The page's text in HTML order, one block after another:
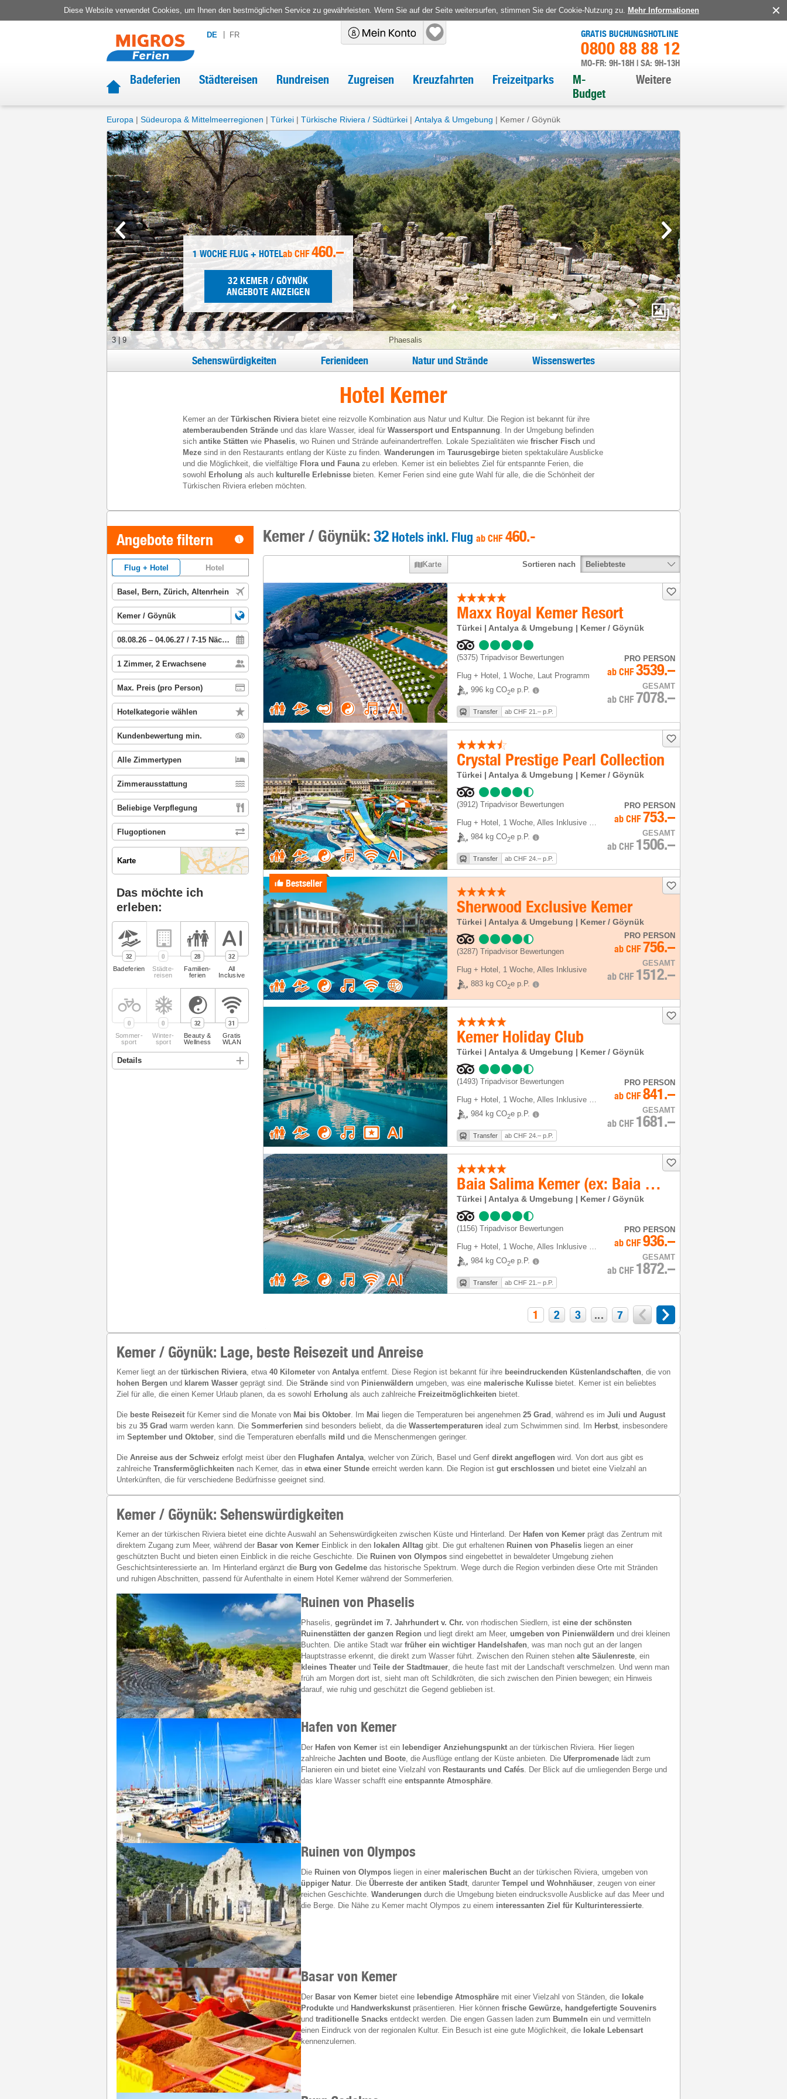
Diese Website verwendet Cookies, um Ihnen den bestmöglichen Service zu gewährleisten. Wenn Sie auf der Seite weitersurfen, stimmen Sie der Cookie-Nutzung zu. Mehr Informationen
DE FR GRATIS BUCHUNGSHOTLINE
0800 88 88 12
MO-FR: 9H-18H | SA: 9H-13H
Badeferien Städtereisen Rundreisen Zugreisen Kreuzfahrten Freizeitparks
M-
Budget
Weitere
Europa Südeuropa & Mittelmeerregionen Türkei Türkische Riviera / Südtürkei Antalya & Umgebung Kemer / Göynük
Phaesalis
3 |9
1 WOCHE FLUG + HOTELab CHF 460.–
32 KEMER / GÖYNÜK
ANGEBOTE ANZEIGEN
Sehenswürdigkeiten Ferienideen Natur und Strände Wissenswertes
Hotel Kemer
Kemer an der Türkischen Rivierabietet eine reizvolle Kombination aus Natur und Kultur. Die Region ist bekannt für ihre
atemberaubenden Strände und das klare Wasser, ideal für Wassersport und Entspannung. In der Umgebung befinden
sich antike Stätten wie Phaselis, wo Ruinen und Strände aufeinandertreffen. Lokale Spezialitäten wie frischer Fisch und
Meze sind in den Restaurants entlang der Küste zu finden. Wanderungen im Taurusgebirge bieten spektakuläre Ausblicke
und die Möglichkeit, die vielfältige Flora und Faunazu erleben. Kemer ist ein beliebtes Ziel für entspannte Ferien, die
sowohl Erholung als auch kulturelle Erlebnisse bieten. Kemer Ferien sind eine gute Wahl für alle, die die Schönheit der
Türkischen Riviera erleben möchten.
Angebote filtern
Flug + Hotel Hotel
Karte
Das möchte ich
erleben:
32
Badeferien
0
Städte­
reisen
28
Familien­
ferien
32
All
Inclusive
0
Sommer­
sport
0
Winter­
sport
32
Beauty &
Wellness
31
Gratis
WLAN
Kemer / Göynük:32 Hotels inkl. Flug ab CHF 460.-
Karte Sortieren nach Beliebteste
Maxx Royal Kemer Resort
Türkei | Antalya & Umgebung | Kemer / Göynük
(5375) Tripadvisor Bewertungen
Flug + Hotel , 1 Woche, Laut Programm
996 kg CO2e p.P.
Transfer ab CHF 21.– p.P.
PRO PERSON
ab CHF 3539.–
GESAMT
ab CHF 7078.–
Crystal Prestige Pearl Collection
Türkei | Antalya & Umgebung | Kemer / Göynük
(3912) Tripadvisor Bewertungen
Flug + Hotel , 1 Woche, Alles Inklusive plus
984 kg CO2e p.P.
Transfer ab CHF 24.– p.P.
PRO PERSON
ab CHF 753.–
GESAMT
ab CHF 1506.–
Bestseller
Sherwood Exclusive Kemer
Türkei | Antalya & Umgebung | Kemer / Göynük
(3287) Tripadvisor Bewertungen
Flug + Hotel , 1 Woche, Alles Inklusive
883 kg CO2e p.P.
PRO PERSON
ab CHF 756.–
GESAMT
ab CHF 1512.–
Kemer Holiday Club
Türkei | Antalya & Umgebung | Kemer / Göynük
(1493) Tripadvisor Bewertungen
Flug + Hotel , 1 Woche, Alles Inklusive plus
984 kg CO2e p.P.
Transfer ab CHF 24.– p.P.
PRO PERSON
ab CHF 841.–
GESAMT
ab CHF 1681.–
Baia Salima Kemer (ex: Baia Kemer Club)
Türkei | Antalya & Umgebung | Kemer / Göynük
(1156) Tripadvisor Bewertungen
Flug + Hotel , 1 Woche, Alles Inklusive plus
984 kg CO2e p.P.
Transfer ab CHF 21.– p.P.
PRO PERSON
ab CHF 936.–
GESAMT
ab CHF 1872.–
1 2 3 ... 7
Kemer / Göynük: Lage, beste Reisezeit und Anreise
Kemer liegt an der türkischen Riviera, etwa 40 Kilometer von Antalyaentfernt. Diese Region ist bekannt für ihre beeindruckenden Küstenlandschaften, die von
hohen Bergen und klarem Wasser geprägt sind. Die Strände sind von Pinienwäldern umgeben, was eine malerische Kulisse bietet. Kemer ist ein beliebtes
Ziel für alle, die einen Kemer Urlaub planen, da es sowohl Erholung als auch zahlreiche Freizeitmöglichkeiten bietet.
Die beste Reisezeit für Kemer sind die Monate von Mai bis Oktober. Im Mai liegen die Temperaturen bei angenehmen 25 Grad , während es im Juli und August
bis zu 35 Grad warm werden kann. Die Sommerferien sind besonders beliebt, da die Wassertemperaturen ideal zum Schwimmen sind. Im Herbst, insbesondere
im September und Oktober, sind die Temperaturen ebenfalls mild und die Menschenmengen geringer.
Die Anreise aus der Schweiz erfolgt meist über den Flughafen Antalya, welcher von Zürich, Basel und Genf direkt angeflogen wird. Von dort aus gibt es
zahlreiche Transfermöglichkeiten nach Kemer, das in etwa einer Stunde erreicht werden kann. Die Region ist gut erschlossen und bietet eine Vielzahl an
Unterkünften, die für verschiedene Bedürfnisse geeignet sind.
Kemer / Göynük: Sehenswürdigkeiten
Kemer an der türkischen Riviera bietet eine dichte Auswahl an Sehenswürdigkeiten zwischen Küste und Hinterland. Der Hafen von Kemer prägt das Zentrum mit
direktem Zugang zum Meer, während der Basar von Kemer Einblick in den lokalen Alltag gibt. Die gut erhaltenen Ruinen von Phaselis liegen an einer
geschützten Bucht und bieten einen Einblick in die reiche Geschichte. Die Ruinen von Olympos sind eingebettet in bewaldeter Umgebung ziehen
Geschichtsinteressierte an. Im Hinterland ergänzt die Burg von Gedelme das historische Spektrum. Wege durch die Region verbinden diese Orte mit Stränden
und ruhigen Abschnitten, passend für Aufenthalte in einem Hotel Kemer während der Sommerferien.
Ruinen von Phaselis
Phaselis, gegründet im 7. Jahrhundert v. Chr. von rhodischen Siedlern, ist eine der schönsten
Ruinenstätten der ganzen Region und liegt direkt am Meer, umgeben von Pinienwäldern und drei kleinen
Buchten. Die antike Stadt war früher ein wichtiger Handelshafen, was man noch gut an der langen
Hauptstrasse erkennt, die direkt zum Wasser führt. Zwischen den Ruinen stehen alte Säulenreste, ein
kleines Theater und Teile der Stadtmauer, die heute fast mit der Landschaft verschmelzen. Und wenn man
früh am Morgen dort ist, sieht man oft Schildkröten, die sich zwischen den Pinien bewegen; ein Hinweis
darauf, wie ruhig und geschützt die Gegend geblieben ist.
Hafen von Kemer
Der Hafen von Kemer ist ein lebendiger Anziehungspunkt an der türkischen Riviera. Hier liegen
zahlreiche Jachten und Boote, die Ausflüge entlang der Küste anbieten. Die Uferpromenade lädt zum
Flanieren ein und bietet eine Vielzahl von Restaurants und Cafés. Der Blick auf die umliegenden Berge und
das klare Wasser schafft eine entspannte Atmosphäre.
Ruinen von Olympos
Die Ruinen von Olympos liegen in einer malerischen Bucht an der türkischen Riviera, umgeben von
üppiger Natur. Die Überreste der antiken Stadt, darunter Tempel und Wohnhäuser, zeugen von einer
reichen Geschichte. Wanderungen durch die Umgebung bieten eindrucksvolle Ausblicke auf das Meer und
die Berge. Die Nähe zu Kemer macht Olympos zu einem interessanten Ziel für Kulturinteressierte.
Basar von Kemer
Der Basar von Kemer bietet eine lebendige Atmosphäre mit einer Vielzahl von Ständen, die lokale
Produkte und Handwerkskunst präsentieren. Hier können frische Gewürze, handgefertigte Souvenirs
und traditionelle Snacks entdeckt werden. Die engen Gassen laden zum Bummeln ein und vermitteln
einen Eindruck von der regionalen Kultur. Ein Besuch ist eine gute Möglichkeit, die lokale Lebensart
kennenzulernen.